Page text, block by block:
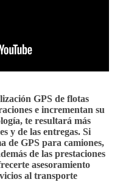
GPS de flotas
e incrementan su
te resultará más
y de las entregas. Si
de GPS para camiones,
de las prestaciones
asesoramiento
al transporte